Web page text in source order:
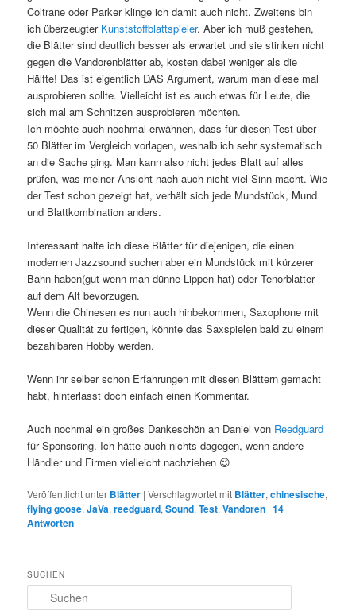
Coltrane oder Parker klinge ich damit auch nicht. Zweitens bin
ich überzeugter Kunststoffblattspieler. Aber ich muß gestehen,
die Blätter sind deutlich besser als erwartet und sie stinken nicht
gegen die Vandorenblätter ab, kosten dabei weniger als die
Hälfte! Das ist eigentlich DAS Argument, warum man diese mal
ausprobieren sollte. Vielleicht ist es auch etwas für Leute, die
sich mal am Schnitzen ausprobieren möchten.
Ich möchte auch nochmal erwähnen, dass für diesen Test über
50 Blätter im Vergleich vorlagen, weshalb ich sehr systematisch
an die Sache ging. Man kann also nicht jedes Blatt auf alles
prüfen, was meiner Ansicht nach auch nicht viel Sinn macht. Wie
der Test schon gezeigt hat, verhält sich jede Mundstück, Mund
und Blattkombination anders.
Interessant halte ich diese Blätter für diejenigen, die einen
modernen Jazzsound suchen aber ein Mundstück mit kürzerer
Bahn haben(gut wenn man dünne Lippen hat) oder Tenorblatter
auf dem Alt bevorzugen.
Wenn die Chinesen es nun auch hinbekommen, Saxophone mit
dieser Qualität zu fertigen, könnte das Saxspielen bald zu einem
bezahlbaren Hobby werden.
Wenn ihr selber schon Erfahrungen mit diesen Blättern gemacht
habt, hinterlasst doch einfach einen Kommentar.
Auch nochmal ein großes Dankeschön an Daniel von Reedguard
für Sponsoring. Ich hätte auch nichts dagegen, wenn andere
Händler und Firmen vielleicht nachziehen 😉
Veröffentlicht unter Blätter |Verschlagwortet mit Blätter,chinesische,
flying goose,JaVa,reedguard,Sound,Test,Vandoren |14
Antworten
SUCHEN
u